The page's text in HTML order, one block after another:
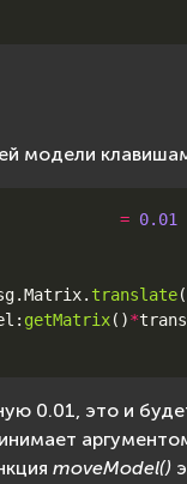
модели
= 0.01
.Matrix. translate(
: getMatrix()*
0.01, это и
moveModel()